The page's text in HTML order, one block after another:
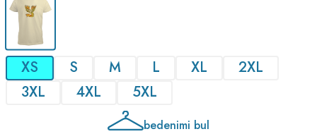
XS S M L XL
2XL
3XL
4XL 5XL
bedenimi bul